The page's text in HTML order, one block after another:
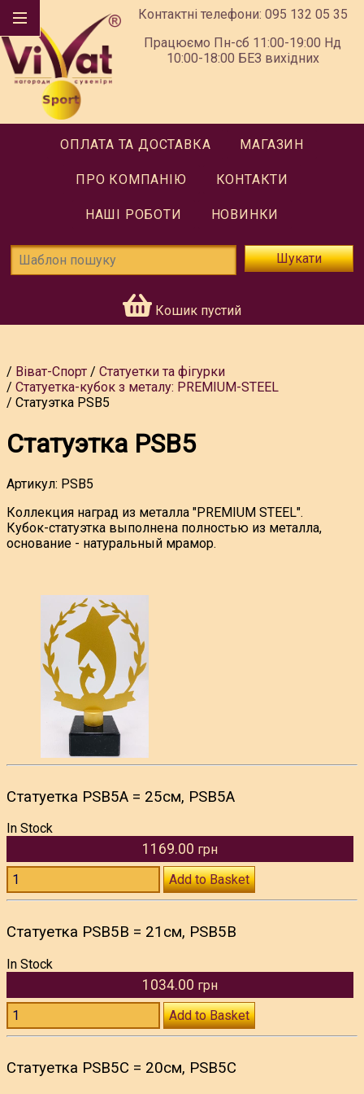
Контактні телефони: 095 132 05 35
Працюємо Пн-сб 11:00-19:00 Нд
10:00-18:00 БЕЗ вихідних
ОПЛАТА ТА ДОСТАВКА МАГАЗИН
ПРО КОМПАНІЮ КОНТАКТИ
НАШІ РОБОТИ НОВИНКИ
Шукати
Кошик пустий
Віват-Спорт
Статуетки та фігурки
Статуетка-кубок з металу: PREMIUM-STEEL
Статуэтка PSB5
Статуэтка PSB5
Артикул: PSB5
Коллекция наград из металла "PREMIUM STEEL".
Кубок-статуэтка выполнена полностью из металла,
основание - натуральный мрамор.
Статуетка PSB5A = 25см, PSB5A
In Stock
1169.00 грн
Add to Basket
Статуетка PSB5B = 21см, PSB5B
In Stock
1034.00 грн
Add to Basket
Статуетка PSB5C = 20см, PSB5C